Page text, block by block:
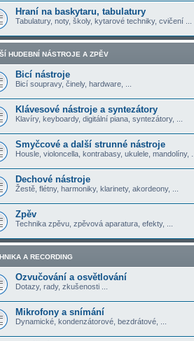
Hraní na baskytaru, tabulatury
Tabulatury, noty, školy, kytarové techniky, cvičení ...
HUDEBNÍ NÁSTROJE A ZPĚV
Bicí nástroje
Bicí soupravy, činely, hardware, ...
Klávesové nástroje a syntezátory
Klavíry, keyboardy, digitální piana, syntezátory, ...
Smyčcové a další strunné nástroje
Housle, violoncella, kontrabasy, ukulele, mandolíny, ...
Dechové nástroje
Žestě, flétny, harmoniky, klarinety, akordeony, ...
Zpěv
Technika zpěvu, zpěvová aparatura, efekty, ...
A RECORDING
Ozvučování a osvětlování
Dotazy, rady, zkušenosti ...
Mikrofony a snímání
Dynamické, kondenzátorové, bezdrátové, ...